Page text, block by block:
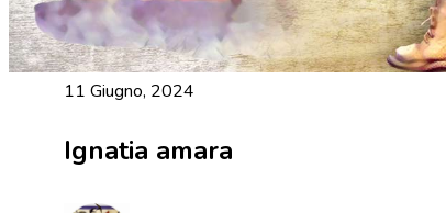
11 Giugno, 2024
Ignatia amara